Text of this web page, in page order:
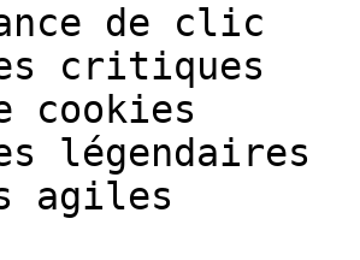
de clic
critiques
cookies
légendaires
agiles